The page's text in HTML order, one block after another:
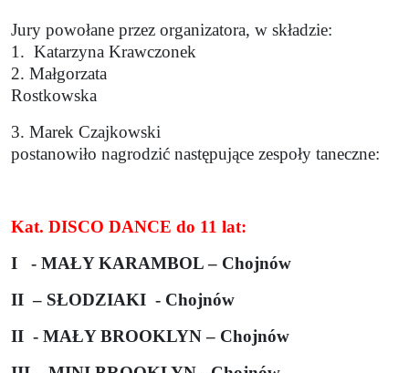
Jury powołane przez organizatora, w składzie:
1. Katarzyna Krawczonek
2. Małgorzata
Rostkowska
3. Marek Czajkowski
postanowiło nagrodzić następujące zespoły taneczne:
Kat. DISCO DANCE do 11 lat:
I
- MAŁY KARAMBOL – Chojnów
II – SŁODZIAKI - Chojnów
II - MAŁY BROOKLYN – Chojnów